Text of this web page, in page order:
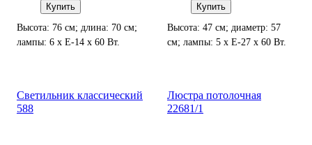
Купить
Высота: 76 см; длина: 70 см;
лампы: 6 х Е-14 х 60 Вт.
Купить
Высота: 47 см; диаметр: 57
см; лампы: 5 х Е-27 х 60 Вт.
Светильник классический
588
Люстра потолочная
22681/1